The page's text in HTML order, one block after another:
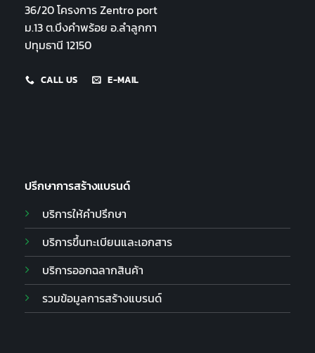
36/20 โครงการ Zentro port
ม.13 ต.บึงคำพร้อย อ.ลำลูกกา
ปทุมธานี 12150
CALL US E-MAIL
ปรึกษาการสร้างแบรนด์
บริการให้คำปรึกษา
บริการขึ้นทะเบียนและเอกสาร
บริการออกฉลากสินค้า
รวมข้อมูลการสร้างแบรนด์